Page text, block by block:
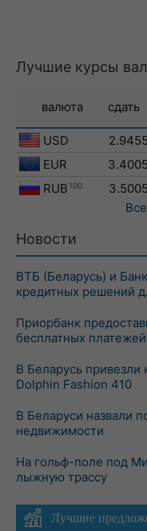
Лучшие курсы
валюта сдать
USD 2.9455
EUR
3.4005
RUB 100 3.5005
Новости
ВТБ (Беларусь) и
кредитных решений
Приорбанк
бесплатных
В Беларусь привезли
Dolphin Fashion 410
В Беларуси назвали
недвижимости
На гольф-поле под
лыжную трассу
Лучшие